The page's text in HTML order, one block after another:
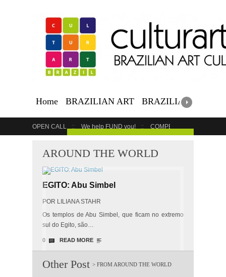
Home BRAZILIAN ART BRAZILIAN
OPEN CALL We help FUND you! COMPETITION
AROUND THE WORLD
EGITO: Abu Simbel
POR LILIANA STAHR
Os templos de Abu Simbel, que ficam no extremo
sul do Egito, são…
0 READ MORE
Other Post